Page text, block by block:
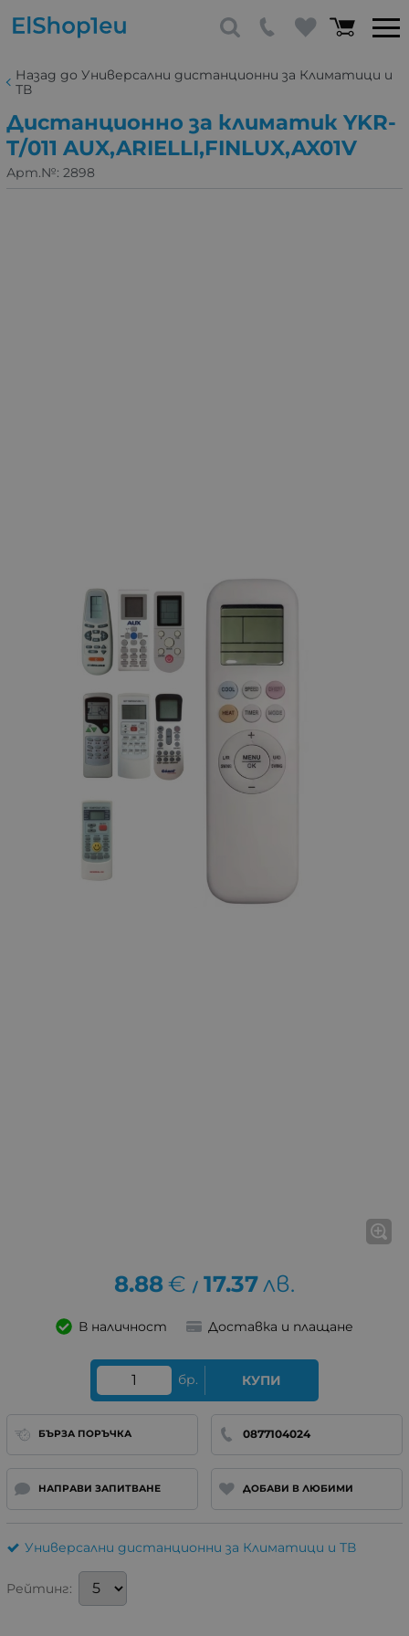
Назад до Универсални дистанционни за Климатици и
ТВ
Дистанционно за климатик YKR-
T/011 AUX,ARIELLI,FINLUX,AX01V
Арт.№: 2898
8.88€ / 17.37лв.
В наличност Доставка и плащане
бр. КУПИ
БЪРЗА ПОРЪЧКА 0877104024
НАПРАВИ ЗАПИТВАНЕ ДОБАВИ В ЛЮБИМИ
Универсални дистанционни за Климатици и ТВ
Рейтинг: